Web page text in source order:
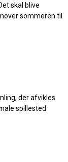
skal blive
sommeren til
der afvikles
spillested